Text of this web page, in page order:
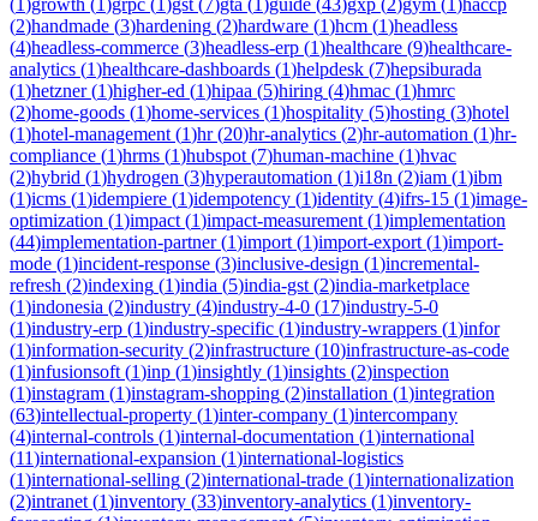
(2)handmade (3)hardening (2)hardware (1)hcm (1)headless
(4)headless-commerce (3)headless-erp (1)healthcare (9)healthcare-
analytics (1)healthcare-dashboards (1)helpdesk (7)hepsiburada
(1)hetzner(1)higher-ed (1)hipaa (5)hiring (4)hmac (1)hmrc
(2)home-goods (1)home-services (1)hospitality (5)hosting (3)hotel
(1)hotel-management (1)hr(20)hr-analytics (2)hr-automation (1)hr-
compliance (1)hrms (1)hubspot (7)human-machine (1)hvac
(2)hybrid (1)hydrogen (3)hyperautomation (1)i18n (2)iam (1)ibm
(1)icms (1)idempiere (1)idempotency (1)identity (4)ifrs-15 (1)image-
optimization (1)impact (1)impact-measurement (1)implementation
(44)implementation-partner(1)import (1)import-export (1)import-
mode (1)incident-response (3)inclusive-design (1)incremental-
refresh (2)indexing (1)india (5)india-gst (2)india-marketplace
(1)indonesia (2)industry (4)industry-4-0 (17)industry-5-0
(1)industry-erp (1)industry-specific (1)industry-wrappers (1)infor
(1)information-security (2)infrastructure (10)infrastructure-as-code
(1)infusionsoft (1)inp (1)insightly (1)insights (2)inspection
(1)instagram (1)instagram-shopping (2)installation (1)integration
(63)intellectual-property (1)inter-company (1)intercompany
(4)internal-controls (1)internal-documentation (1)international
(11)international-expansion (1)international-logistics
(1)international-selling (2)international-trade (1)internationalization
(2)intranet (1)inventory (33)inventory-analytics (1)inventory-